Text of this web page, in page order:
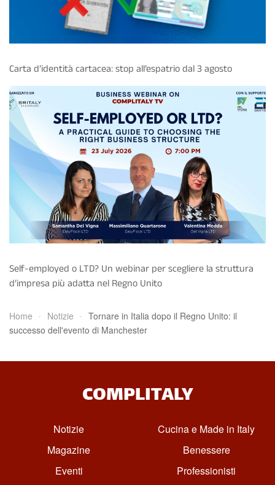
Carta d’identità cartacea: stop all’espatrio dal 3 agosto
Self-employed o LTD? Un webinar per scegliere la struttura
d’impresa più adatta nel Regno Unito
Home Notizie
Tornare in Italia dopo il Regno Unito: il
successo dell'evento di Manchester
COMPLITALY
Notizie
Magazine
Eventi
Cucina e Made in Italy
Benessere
Professionisti